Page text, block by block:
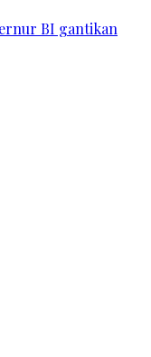
BI gantikan